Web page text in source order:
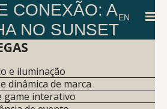
EN
CONEXÃO: A
NO SUNSET
e iluminação
dinâmica de marca
game interativo